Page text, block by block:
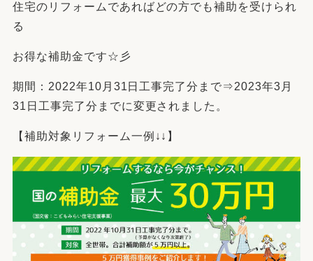
住宅のリフォームであればどの方でも補助を受けられ
る
お得な補助金です☆彡
期間：2022年10月31日工事完了分まで⇒2023年3月
31日工事完了分までに変更されました。
【補助対象リフォーム一例↓↓】